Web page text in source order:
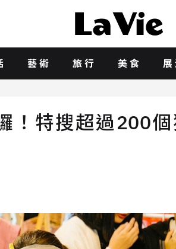
藝術 旅行 美食 展
！特搜超過200個